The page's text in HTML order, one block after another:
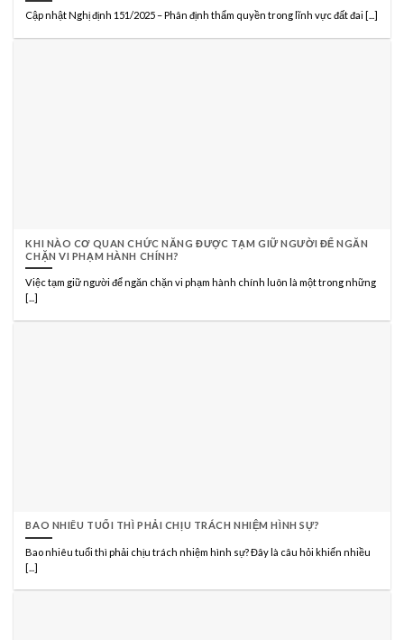
Cập nhật Nghị định 151/2025 – Phân định thẩm quyền trong lĩnh vực đất đai [...]
KHI NÀO CƠ QUAN CHỨC NĂNG ĐƯỢC TẠM GIỮ NGƯỜI ĐỂ NGĂN
CHẶN VI PHẠM HÀNH CHÍNH?
Việc tạm giữ người để ngăn chặn vi phạm hành chính luôn là một trong những
[...]
BAO NHIÊU TUỔI THÌ PHẢI CHỊU TRÁCH NHIỆM HÌNH SỰ?
Bao nhiêu tuổi thì phải chịu trách nhiệm hình sự? Đây là câu hỏi khiến nhiều
[...]